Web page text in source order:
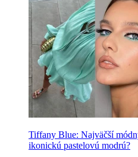
Tiffany Blue: Najväčší
ikonickú pastelovú modrú?